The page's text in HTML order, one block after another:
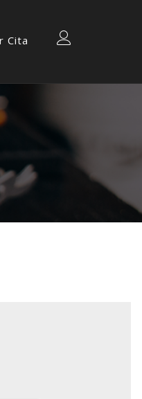
Cita